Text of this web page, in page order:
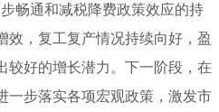
畅通和减税降费政策效应的持
效，复工复产情况持续向好，盈
较好的增长潜力。下一阶段，在
一步落实各项宏观政策，激发市